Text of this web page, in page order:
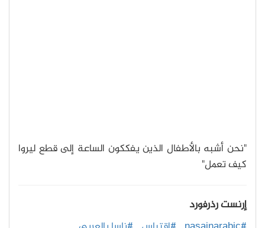
"نحن أشبه بالأطفال الذين يفككون الساعة إلى قطع ليروا
كيف تعمل"
إرنست رذرفورد